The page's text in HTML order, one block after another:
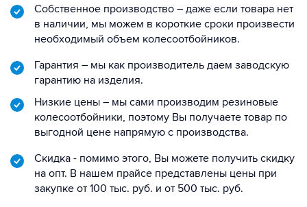
Собственное производство – даже если товара нет
в наличии, мы можем в короткие сроки произвести
необходимый объем колесоотбойников.
Гарантия – мы как производитель даем заводскую
гарантию на изделия.
Низкие цены – мы сами производим резиновые
колесоотбойники, поэтому Вы получаете товар по
выгодной цене напрямую с производства.
Скидка - помимо этого, Вы можете получить скидку
на опт. В нашем прайсе представлены цены при
закупке от 100 тыс. руб. и от 500 тыс. руб.